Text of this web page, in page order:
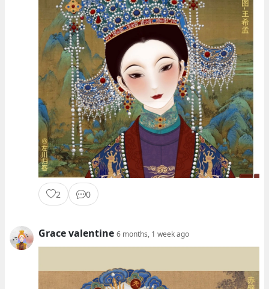
2 0
Grace valentine 6 months, 1 week ago